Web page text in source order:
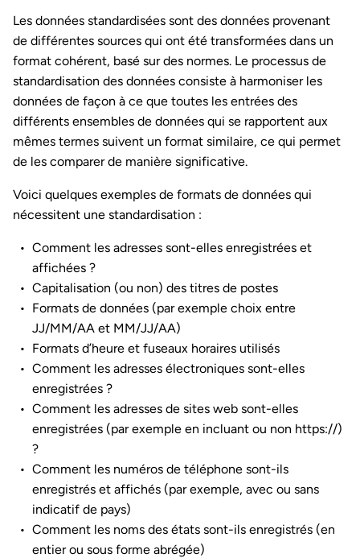
Les données standardisées sont des données provenant
de différentes sources qui ont été transformées dans un
format cohérent, basé sur des normes. Le processus de
standardisation des données consiste à harmoniser les
données de façon à ce que toutes les entrées des
différents ensembles de données qui se rapportent aux
mêmes termes suivent un format similaire, ce qui permet
de les comparer de manière significative.
Voici quelques exemples de formats de données qui
nécessitent une standardisation :
Comment les adresses sont-elles enregistrées et
affichées ?
Capitalisation (ou non) des titres de postes
Formats de données (par exemple choix entre
JJ/MM/AA et MM/JJ/AA)
Formats d’heure et fuseaux horaires utilisés
Comment les adresses électroniques sont-elles
enregistrées ?
Comment les adresses de sites web sont-elles
enregistrées (par exemple en incluant ou non https://)
?
Comment les numéros de téléphone sont-ils
enregistrés et affichés (par exemple, avec ou sans
indicatif de pays)
Comment les noms des états sont-ils enregistrés (en
entier ou sous forme abrégée)